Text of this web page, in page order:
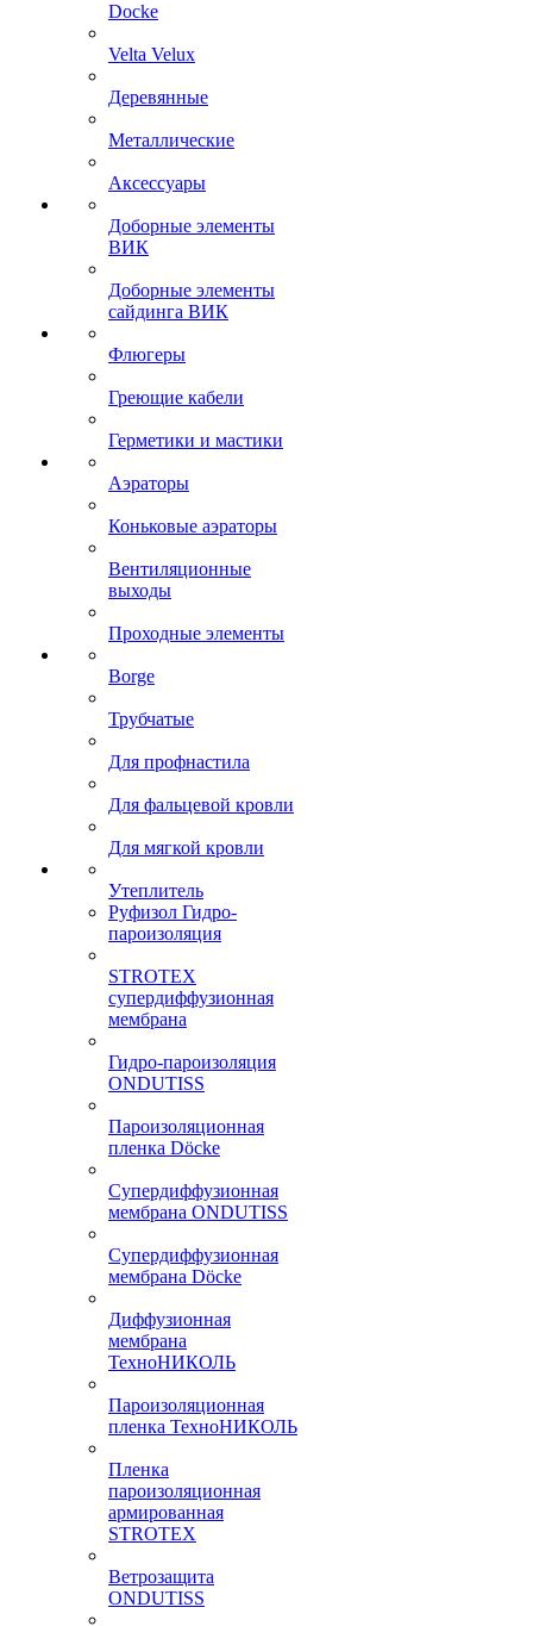
Docke
Velta Velux
Деревянные
Металлические
Аксессуары
Доборные элементы
ВИК
Доборные элементы
сайдинга ВИК
Флюгеры
Греющие кабели
Герметики и мастики
Аэраторы
Коньковые аэраторы
Вентиляционные
выходы
Проходные элементы
Borge
Трубчатые
Для профнастила
Для фальцевой кровли
Для мягкой кровли
Утеплитель
Руфизол Гидро-
пароизоляция
STROTEX
супердиффузионная
мембрана
Гидро-пароизоляция
ONDUTISS
Пароизоляционная
пленка Döcke
Супердиффузионная
мембрана ONDUTISS
Супердиффузионная
мембрана Döcke
Диффузионная
мембрана
ТехноНИКОЛЬ
Пароизоляционная
пленка ТехноНИКОЛЬ
Пленка
пароизоляционная
армированная
STROTEX
Ветрозащита
ONDUTISS